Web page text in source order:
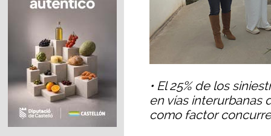
• El 25% de los
en vías interurbanas
como factor